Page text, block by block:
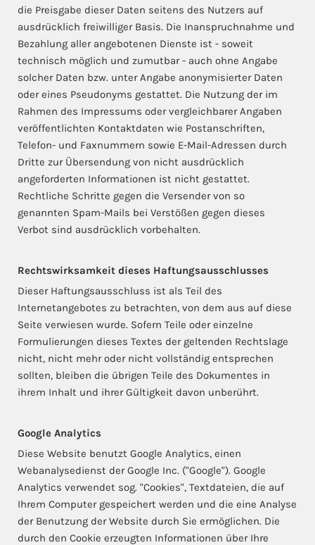
die Preisgabe dieser Daten seitens des Nutzers auf
ausdrücklich freiwilliger Basis. Die Inanspruchnahme und
Bezahlung aller angebotenen Dienste ist - soweit
technisch möglich und zumutbar - auch ohne Angabe
solcher Daten bzw. unter Angabe anonymisierter Daten
oder eines Pseudonyms gestattet. Die Nutzung der im
Rahmen des Impressums oder vergleichbarer Angaben
veröffentlichten Kontaktdaten wie Postanschriften,
Telefon- und Faxnummern sowie E-Mail-Adressen durch
Dritte zur Übersendung von nicht ausdrücklich
angeforderten Informationen ist nicht gestattet.
Rechtliche Schritte gegen die Versender von so
genannten Spam-Mails bei Verstößen gegen dieses
Verbot sind ausdrücklich vorbehalten.
Rechtswirksamkeit dieses Haftungsausschlusses
Dieser Haftungsausschluss ist als Teil des
Internetangebotes zu betrachten, von dem aus auf diese
Seite verwiesen wurde. Sofern Teile oder einzelne
Formulierungen dieses Textes der geltenden Rechtslage
nicht, nicht mehr oder nicht vollständig entsprechen
sollten, bleiben die übrigen Teile des Dokumentes in
ihrem Inhalt und ihrer Gültigkeit davon unberührt.
Google Analytics
Diese Website benutzt Google Analytics, einen
Webanalysedienst der Google Inc. ("Google"). Google
Analytics verwendet sog. "Cookies", Textdateien, die auf
Ihrem Computer gespeichert werden und die eine Analyse
der Benutzung der Website durch Sie ermöglichen. Die
durch den Cookie erzeugten Informationen über Ihre